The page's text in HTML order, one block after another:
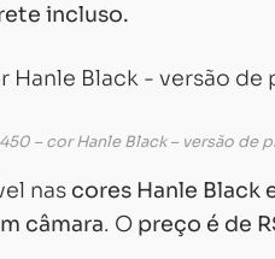
incluso.
– cor Hanle Black – versão de
nas cores Hanle Black
câmara. O preço é de